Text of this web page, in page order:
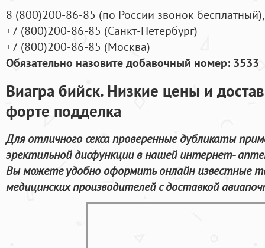
8 (800)200-86-85 (по России звонок бесплатный),
+7 (800)200-86-85 (Санкт-Петербург)
+7 (800)200-86-85 (Москва)
Обязательно назовите добавочный номер: 3533
Виагра бийск. Низкие цены и
форте подделка
Для отличного секса проверенные дубликаты
эректильной дисфункции в нашей интернет-
Вы можете удобно оформить онлайн известные
медицинских производителей с доставкой